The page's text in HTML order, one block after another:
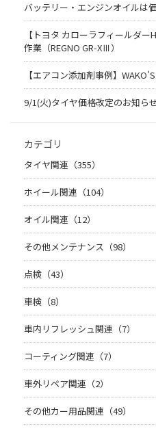
バッテリー・エンジンオイルは
【トヨタ カローラフィールダー
作業（REGNO GR-XⅢ）
【エアコン添加剤事例】
9/1(火)タイヤ価格改定のお知ら
カテゴリ
タイヤ関連（355）
ホイール関連（104）
オイル関連（12）
その他メンテナンス（98）
点検（43）
車検（8）
車内リフレッシュ関連（7）
コーティング関連（7）
車外リペア関連（2）
その他カー用品関連（49）